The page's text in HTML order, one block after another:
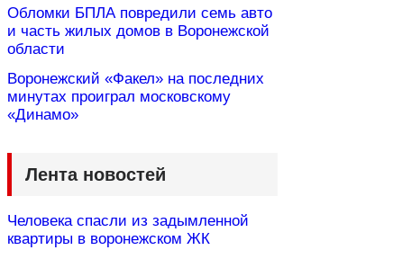
Обломки БПЛА повредили семь авто
и часть жилых домов в Воронежской
области
Воронежский «Факел» на последних
минутах проиграл московскому
«Динамо»
Лента новостей
Человека спасли из задымленной
квартиры в воронежском ЖК